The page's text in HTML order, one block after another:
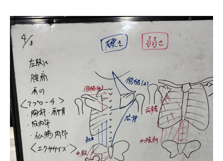
心身のバランスを整える整体施術の流れ
整体によるストレス軽減のメカニズム
健康増進に向けた整体の効果的な利用法
心身の癒しを提供する整体の魅力
整体施術の効果を最大限に引き出すポイン
ト
整体による心身の健康維持法
整体の基礎知識を学び健康な生活を実現する
整体の基本原理とその活用法